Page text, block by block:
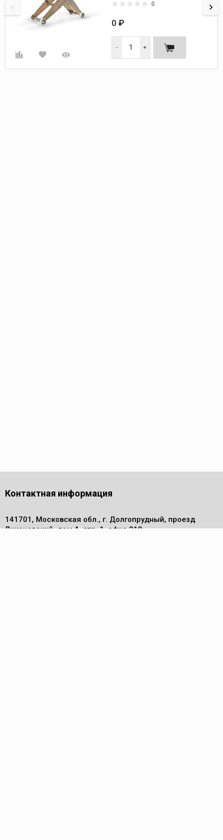
0
0 ₽
Контактная информация
141701, Московская обл., г. Долгопрудный, проезд
Лихачевский, дом 4, стр. 1, офис 219